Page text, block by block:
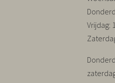
Vrijdag: